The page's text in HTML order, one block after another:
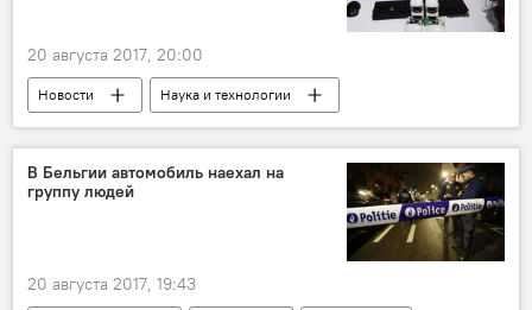
20 августа 2017, 20:00
Новости
Наука и технологии
В мире
Общество
В Бельгии автомобиль наехал на
группу людей
20 августа 2017, 19:43